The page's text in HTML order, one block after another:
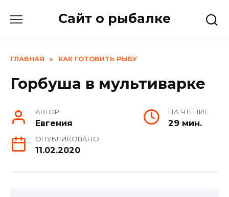
Сайт о рыбалке
ГЛАВНАЯ » КАК ГОТОВИТЬ РЫБУ
Горбуша в мультиварке
АВТОР
Евгения
НА ЧТЕНИЕ
29 мин.
ОПУБЛИКОВАНО
11.02.2020